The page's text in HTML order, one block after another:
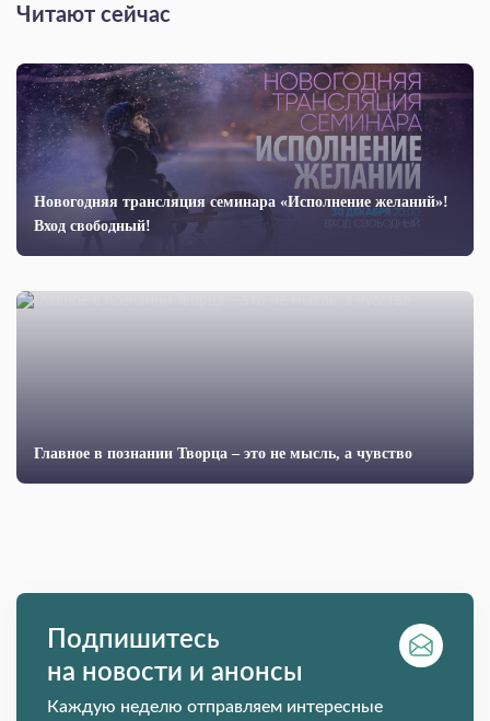
Читают сейчас
Новогодняя трансляция семинара «Исполнение желаний»!
Вход свободный!
Главное в познании Творца – это не мысль, а чувство
Подпишитесь
на новости и анонсы
Каждую неделю отправляем интересные